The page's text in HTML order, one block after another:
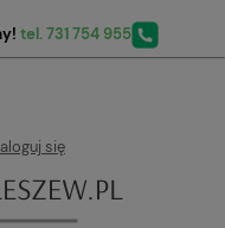
tel. 731 754 955
się